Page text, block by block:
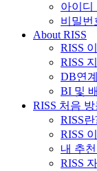
아이디
비밀번
About RISS
RISS
RISS
DB연
BI 및
RISS 처음
RISS란
RISS
내 추
RISS